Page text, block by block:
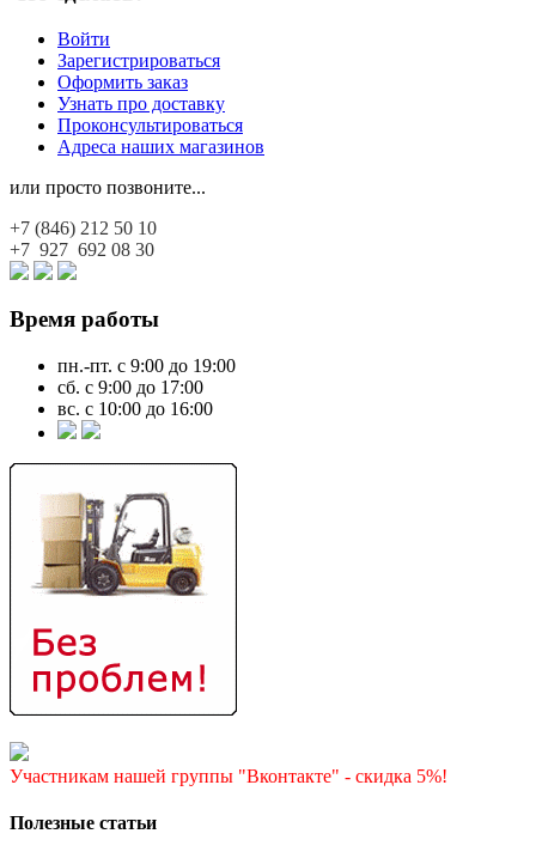
Войти
Зарегистрироваться
Оформить заказ
Узнать про доставку
Проконсультироваться
Адреса наших магазинов
или просто позвоните...
+7 (846) 212 50 10
+7 927 692 08 30
Время работы
пн.-пт. с 9:00 до 19:00
сб. с 9:00 до 17:00
вс. с 10:00 до 16:00
Участникам нашей группы "Вконтакте" - скидка 5%!
Полезные статьи